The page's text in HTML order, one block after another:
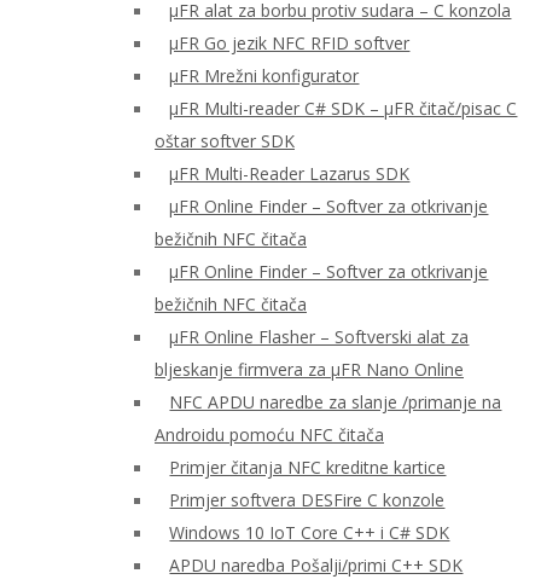
μFR alat za borbu protiv sudara – C konzola
μFR Go jezik NFC RFID softver
μFR Mrežni konfigurator
μFR Multi-reader C# SDK – μFR čitač/pisac C
oštar softver SDK
μFR Multi-Reader Lazarus SDK
μFR Online Finder – Softver za otkrivanje
bežičnih NFC čitača
μFR Online Finder – Softver za otkrivanje
bežičnih NFC čitača
μFR Online Flasher – Softverski alat za
bljeskanje firmvera za μFR Nano Online
NFC APDU naredbe za slanje /primanje na
Androidu pomoću NFC čitača
Primjer čitanja NFC kreditne kartice
Primjer softvera DESFire C konzole
Windows 10 IoT Core C++ i C# SDK
APDU naredba Pošalji/primi C++ SDK